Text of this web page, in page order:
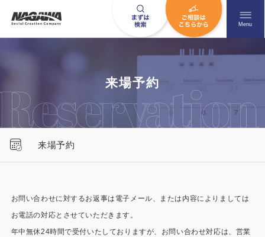
メニュ
Menu
お問い合わせはこちら
営業時間AM 9:00〜PM6:00
HOME
来場予約
来場予約
お問い合わせに対するお返事は電子メール、または内容によりましては
お電話の対応とさせていただきます。
年中無休24時間で受付いたしておりますが、お問い合わせ対応は、営業